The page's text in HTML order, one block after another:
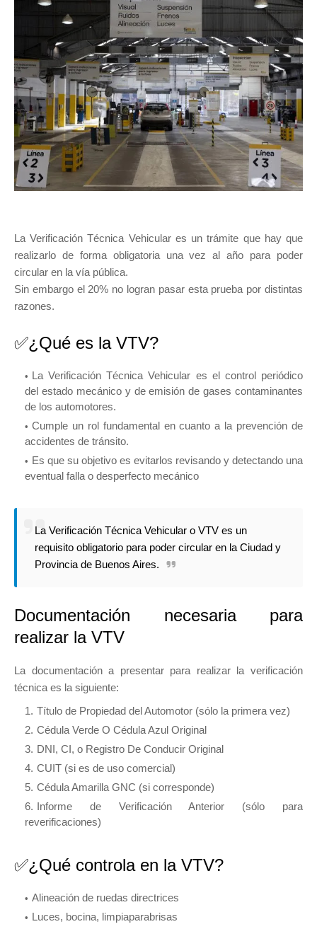
La Verificación Técnica Vehicular es un trámite que hay que
realizarlo de forma obligatoria una vez al año para poder
circular en la vía pública.
Sin embargo el 20% no logran pasar esta prueba por distintas
razones.
✅¿Qué es la VTV?
La Verificación Técnica Vehicular es el control periódico
del estado mecánico y de emisión de gases contaminantes
de los automotores.
Cumple un rol fundamental en cuanto a la prevención de
accidentes de tránsito.
Es que su objetivo es evitarlos revisando y detectando una
eventual falla o desperfecto mecánico
La Verificación Técnica Vehicular o VTV es un
requisito obligatorio para poder circular en la Ciudad y
Provincia de Buenos Aires.
Documentación necesaria para
realizar la VTV
La documentación a presentar para realizar la verificación
técnica es la siguiente:
Título de Propiedad del Automotor (sólo la primera vez)
Cédula Verde O Cédula Azul Original
DNI, CI, o Registro De Conducir Original
CUIT (si es de uso comercial)
Cédula Amarilla GNC (si corresponde)
Informe de Verificación Anterior (sólo para
reverificaciones)
✅¿Qué controla en la VTV?
Alineación de ruedas directrices
Luces, bocina, limpiaparabrisas